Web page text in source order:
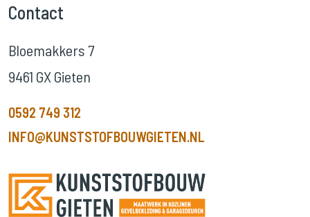
Contact
Bloemakkers 7
9461 GX Gieten
0592 749 312
INFO@KUNSTSTOFBOUWGIETEN.NL